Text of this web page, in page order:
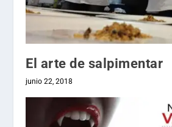
El arte de salpimentar
junio 22, 2018